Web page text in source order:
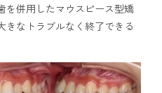
を併用したマウスピース型矯
きなトラブルなく終了できる